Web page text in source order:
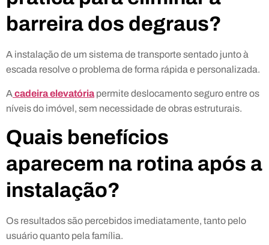
barreira dos degraus?
A instalação de um sistema de transporte sentado junto à
escada resolve o problema de forma rápida e personalizada.
Acadeira elevatória permite deslocamento seguro entre os
níveis do imóvel, sem necessidade de obras estruturais.
Quais benefícios
aparecem na rotina após a
instalação?
Os resultados são percebidos imediatamente, tanto pelo
usuário quanto pela família.